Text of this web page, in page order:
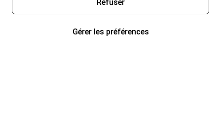
Refuser
Gérer les préférences